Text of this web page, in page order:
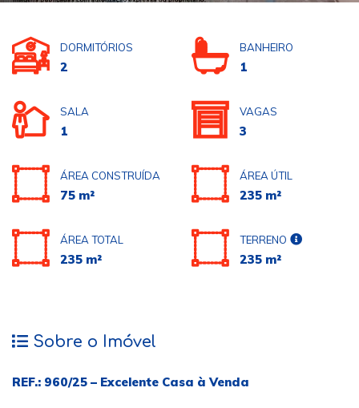
DORMITÓRIOS
2
BANHEIRO
1
SALA
1
VAGAS
3
ÁREA CONSTRUÍDA
75 m²
ÁREA ÚTIL
235 m²
ÁREA TOTAL
235 m²
TERRENO
235 m²
Sobre o Imóvel
REF.: 960/25 – Excelente Casa à Venda